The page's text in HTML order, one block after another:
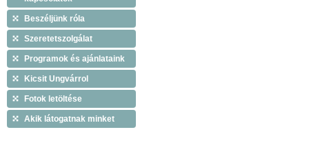
Beszéljünk róla
Szeretetszolgálat
Programok és ajánlataink
Kicsit Ungvárrol
Fotok letöltése
Akik látogatnak minket